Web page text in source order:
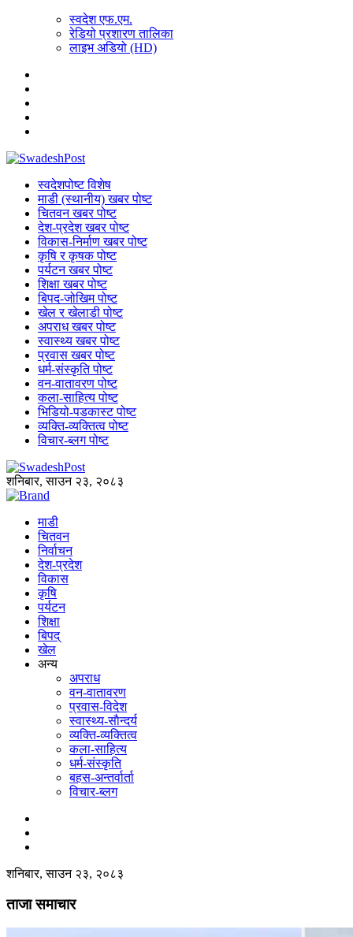
स्वदेश एफ.एम.
रेडियो प्रशारण तालिका
लाइभ अडियो (HD)
स्वदेशपोष्ट विशेष
माडी (स्थानीय) खबर पोष्ट
चितवन खबर पोष्ट
देश-प्रदेश खबर पोष्ट
विकास-निर्माण खबर पोष्ट
कृषि र कृषक पोष्ट
पर्यटन खबर पोष्ट
शिक्षा खबर पोष्ट
बिपद-जोखिम पोष्ट
खेल र खेलाडी पोष्ट
अपराध खबर पोष्ट
स्वास्थ्य खबर पोष्ट
प्रवास खबर पोष्ट
धर्म-संस्कृति पोष्ट
वन-वातावरण पोष्ट
कला-साहित्य पोष्ट
भिडियो-पडकास्ट पोष्ट
व्यक्ति-व्यक्तित्व पोष्ट
विचार-ब्लग पोष्ट
शनिबार, साउन २३, २०८३
माडी
चितवन
निर्वाचन
देश-प्रदेश
विकास
कृषि
पर्यटन
शिक्षा
बिपद्
खेल
अन्य
अपराध
वन-वातावरण
प्रवास-विदेश
स्वास्थ्य-साैन्दर्य
व्यक्ति-व्यक्तित्व
कला-साहित्य
धर्म-संस्कृति
बहस-अन्तर्वार्ता
विचार-ब्लग
शनिबार, साउन २३, २०८३
ताजा समाचार